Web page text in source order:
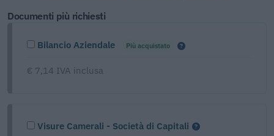
Documenti più richiesti
Bilancio Aziendale Più acquistato
€ 7,14 IVA inclusa
Visure Camerali - Società di Capitali